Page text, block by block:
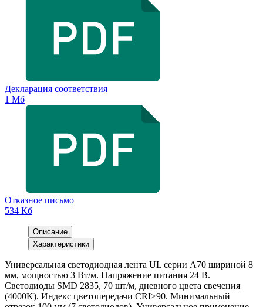
Декларация соответствия
1 Мб
Отказное письмо
534 Кб
Описание
Характеристики
Универсальная светодиодная лента UL серии A70 шириной 8
мм, мощностью 3 Вт/м. Напряжение питания 24 В.
Светодиоды SMD 2835, 70 шт/м, дневного цвета свечения
(4000K). Индекс цветопередачи CRI>90. Минимальный